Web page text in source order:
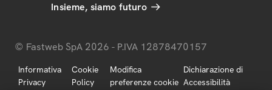
Insieme, siamo futuro
© Fastweb SpA 2026 - P.IVA 12878470157
Informativa
Privacy
Cookie
Policy
Modifica
preferenze cookie
Dichiarazione di
Accessibilità